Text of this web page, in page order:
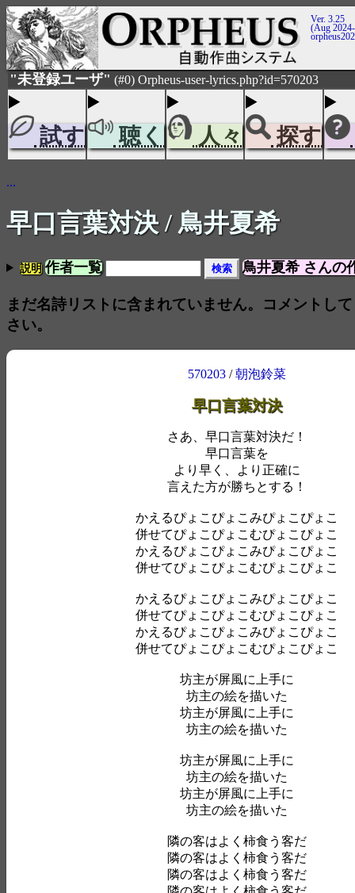
Ver. 3.25
(Aug
"未登録ユーザ" (#0) Orpheus-user-lyrics.php?id=570203
試す 聴く 人々 探す
...
早口言葉対決/ 鳥井夏希
説明 作者一覧 鳥井夏希 さんの
まだ名詩リストに含まれていません。コメントし
さい。
570203/朝泡鈴菜
早口言葉対決
さあ、早口言葉対決だ！
早口言葉を
より早く、より正確に
言えた方が勝ちとする！
かえるぴょこぴょこみぴょこぴょこ
併せてぴょこぴょこむぴょこぴょこ
かえるぴょこぴょこみぴょこぴょこ
併せてぴょこぴょこむぴょこぴょこ
かえるぴょこぴょこみぴょこぴょこ
併せてぴょこぴょこむぴょこぴょこ
かえるぴょこぴょこみぴょこぴょこ
併せてぴょこぴょこむぴょこぴょこ
坊主が屏風に上手に
坊主の絵を描いた
坊主が屏風に上手に
坊主の絵を描いた
坊主が屏風に上手に
坊主の絵を描いた
坊主が屏風に上手に
坊主の絵を描いた
隣の客はよく柿食う客だ
隣の客はよく柿食う客だ
隣の客はよく柿食う客だ